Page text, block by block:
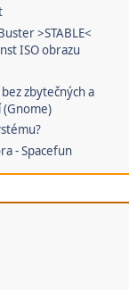
>STABLE<
ISO obrazu
zbytečných a
- Spacefun